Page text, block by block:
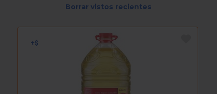
Borrar vistos recientes